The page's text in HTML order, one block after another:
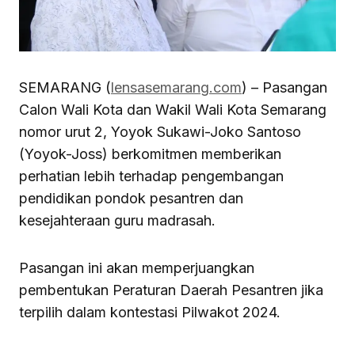
SEMARANG (lensasemarang.com) – Pasangan
Calon Wali Kota dan Wakil Wali Kota Semarang
nomor urut 2, Yoyok Sukawi-Joko Santoso
(Yoyok-Joss) berkomitmen memberikan
perhatian lebih terhadap pengembangan
pendidikan pondok pesantren dan
kesejahteraan guru madrasah.
Pasangan ini akan memperjuangkan
pembentukan Peraturan Daerah Pesantren jika
terpilih dalam kontestasi Pilwakot 2024.